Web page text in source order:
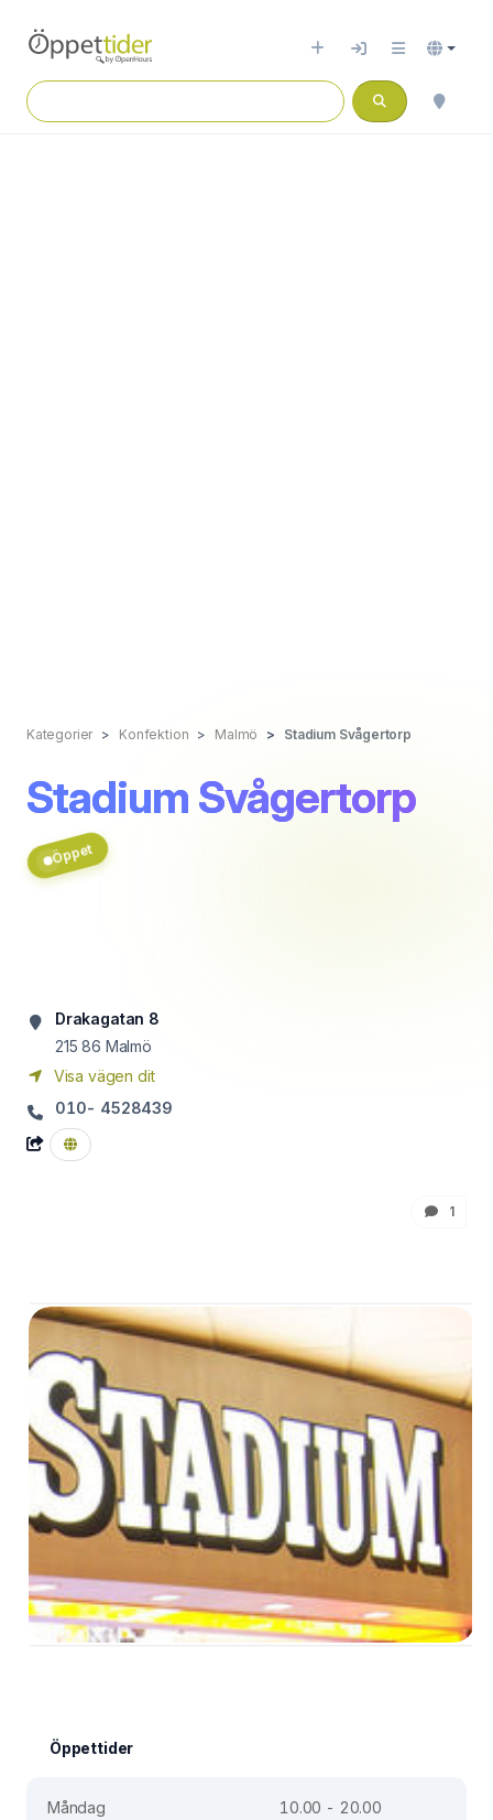
Kategorier Konfektion Malmö Stadium Svågertorp
Stadium Svågertorp
Öppet
Drakagatan 8
215 86 Malmö
Visa vägen dit
010- 4528439
1
Öppettider
Måndag
10.00 - 20.00